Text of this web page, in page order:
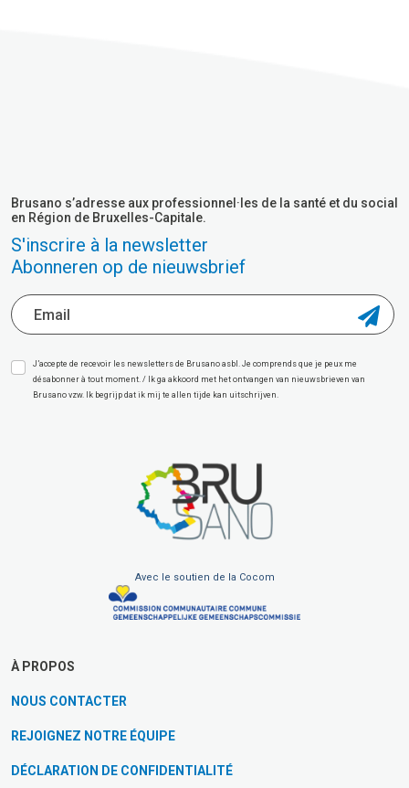
Brusano s’adresse aux professionnel·les de la santé et du social
en Région de Bruxelles-Capitale.
S'inscrire à la newsletter
Abonneren op de nieuwsbrief
J’accepte de recevoir les newsletters de Brusano asbl. Je comprends que je peux me
désabonner à tout moment. / Ik ga akkoord met het ontvangen van nieuwsbrieven van
Brusano vzw. Ik begrijp dat ik mij te allen tijde kan uitschrijven.
Avec le soutien de la Cocom
À PROPOS
NOUS CONTACTER
REJOIGNEZ NOTRE ÉQUIPE
DÉCLARATION DE CONFIDENTIALITÉ